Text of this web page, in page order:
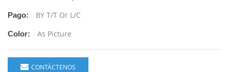
Pago: BY T/T Or L/C
Color: As Picture
CONTÁCTENOS